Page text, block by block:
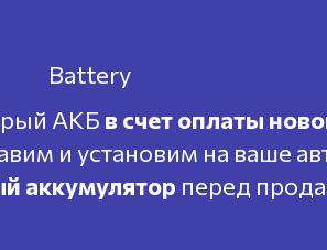
АКБ в счет оплаты
и установим на ваше
аккумулятор перед